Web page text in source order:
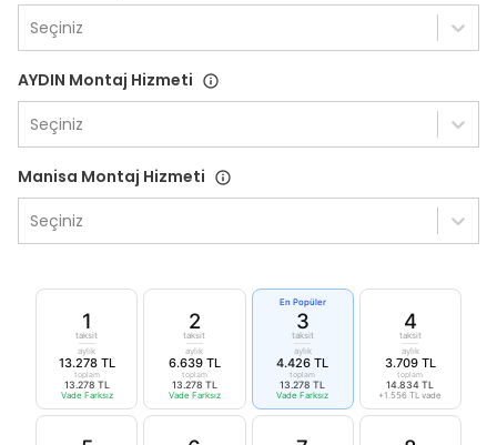
Seçiniz
AYDIN Montaj Hizmeti
Seçiniz
Manisa Montaj Hizmeti
Seçiniz
1
taksit
aylık
13.278 TL
toplam
13.278 TL
Vade Farksız
2
taksit
aylık
6.639 TL
toplam
13.278 TL
Vade Farksız
En Popüler
3
taksit
aylık
4.426 TL
toplam
13.278 TL
Vade Farksız
4
taksit
aylık
3.709 TL
toplam
14.834 TL
+1.556 TL vade